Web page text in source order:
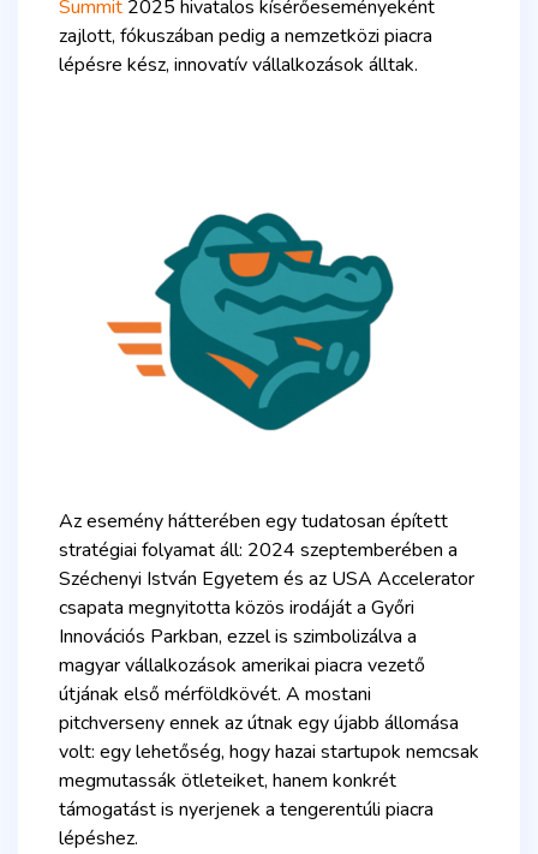
Summit 2025 hivatalos kísérőeseményeként
zajlott, fókuszában pedig a nemzetközi piacra
lépésre kész, innovatív vállalkozások álltak.
Az esemény hátterében egy tudatosan épített
stratégiai folyamat áll: 2024 szeptemberében a
Széchenyi István Egyetem és az USA Accelerator
csapata megnyitotta közös irodáját a Győri
Innovációs Parkban, ezzel is szimbolizálva a
magyar vállalkozások amerikai piacra vezető
útjának első mérföldkövét. A mostani
pitchverseny ennek az útnak egy újabb állomása
volt: egy lehetőség, hogy hazai startupok nemcsak
megmutassák ötleteiket, hanem konkrét
támogatást is nyerjenek a tengerentúli piacra
lépéshez.